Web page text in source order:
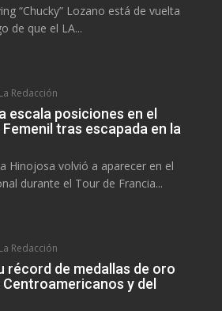
“Chucky” Lozano está de vuelta
de que el LA...
La Redacción
escala posiciones en el
tras escapada en la
Hinojosa volvió a aparecer en el
durante el Tour de Francia...
La Redacción
récord de medallas de oro
y del